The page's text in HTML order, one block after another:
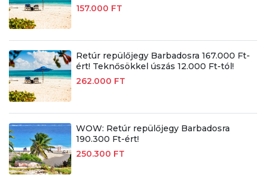
157.000 FT
Retúr repülőjegy Barbadosra 167.000 Ft-
ért! Teknősökkel úszás 12.000 Ft-tól!
262.000 FT
WOW: Retúr repülőjegy Barbadosra
190.300 Ft-ért!
250.300 FT